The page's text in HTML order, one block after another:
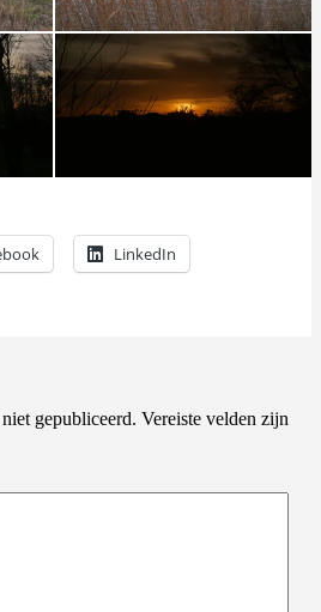
LinkedIn
gepubliceerd. Vereiste velden zijn